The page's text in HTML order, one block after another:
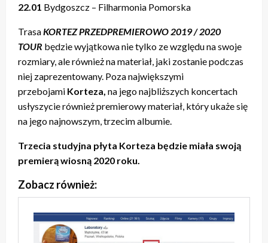
22.01 Bydgoszcz – Filharmonia Pomorska
TrasaKORTEZ PRZEDPREMIEROWO 2019 / 2020
TOUR będzie wyjątkowa nie tylko ze względu na swoje
rozmiary, ale również na materiał, jaki zostanie podczas
niej zaprezentowany. Poza największymi
przebojami Korteza, na jego najbliższych koncertach
usłyszycie również premierowy materiał, który ukaże się
na jego najnowszym, trzecim albumie.
Trzecia studyjna płyta Korteza będzie miała swoją
premierą wiosną 2020 roku.
Zobacz również: